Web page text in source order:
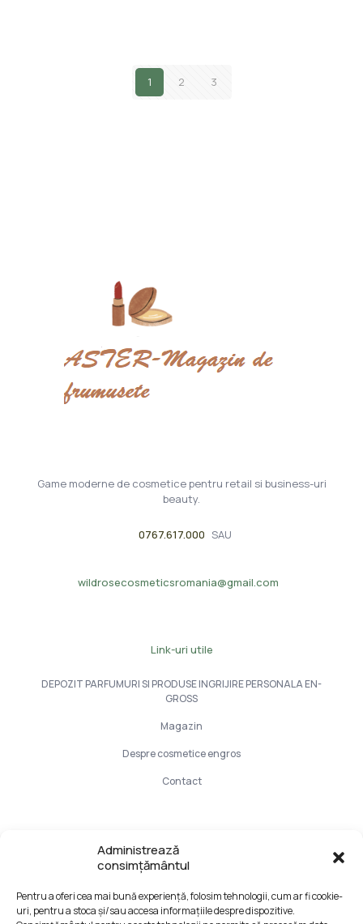
Administrează
consimțământul
Pentru a oferi cea mai bună experiență, folosim tehnologii, cum ar fi cookie-
uri, pentru a stoca și/sau accesa informațiile despre dispozitive.
1 2 3
Game moderne de cosmetice pentru retail si business-uri
beauty.
0767.617.000 SAU
wildrosecosmeticsromania@gmail.com
Link-uri utile
DEPOZIT PARFUMURI SI PRODUSE INGRIJIRE PERSONALA EN-
GROSS
Magazin
Despre cosmetice engros
Contact
LIVRARE SI PLATA
CONFIDENTIALITATE DATELOR